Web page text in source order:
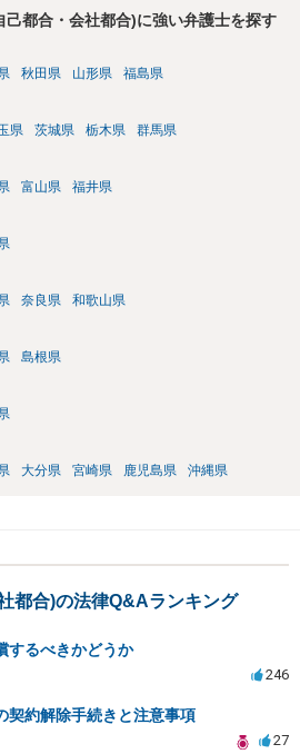
都合・会社都合)に強い弁護士を探す
秋田県 山形県 福島県
県 茨城県 栃木県 群馬県
富山県 福井県
奈良県 和歌山県
島根県
大分県 宮崎県 鹿児島県 沖縄県
都合)の法律Q&Aランキング
するべきかどうか
246
契約解除手続きと注意事項
27